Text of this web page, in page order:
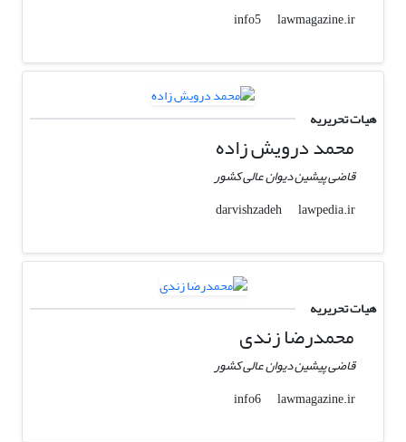
info5
lawmagazine.ir
هیات تحریریه
محمد درویش زاده
قاضی پیشین دیوان عالی کشور
darvishzadeh
lawpedia.ir
هیات تحریریه
محمدرضا زندی
قاضی پیشین دیوان عالی کشور
info6
lawmagazine.ir